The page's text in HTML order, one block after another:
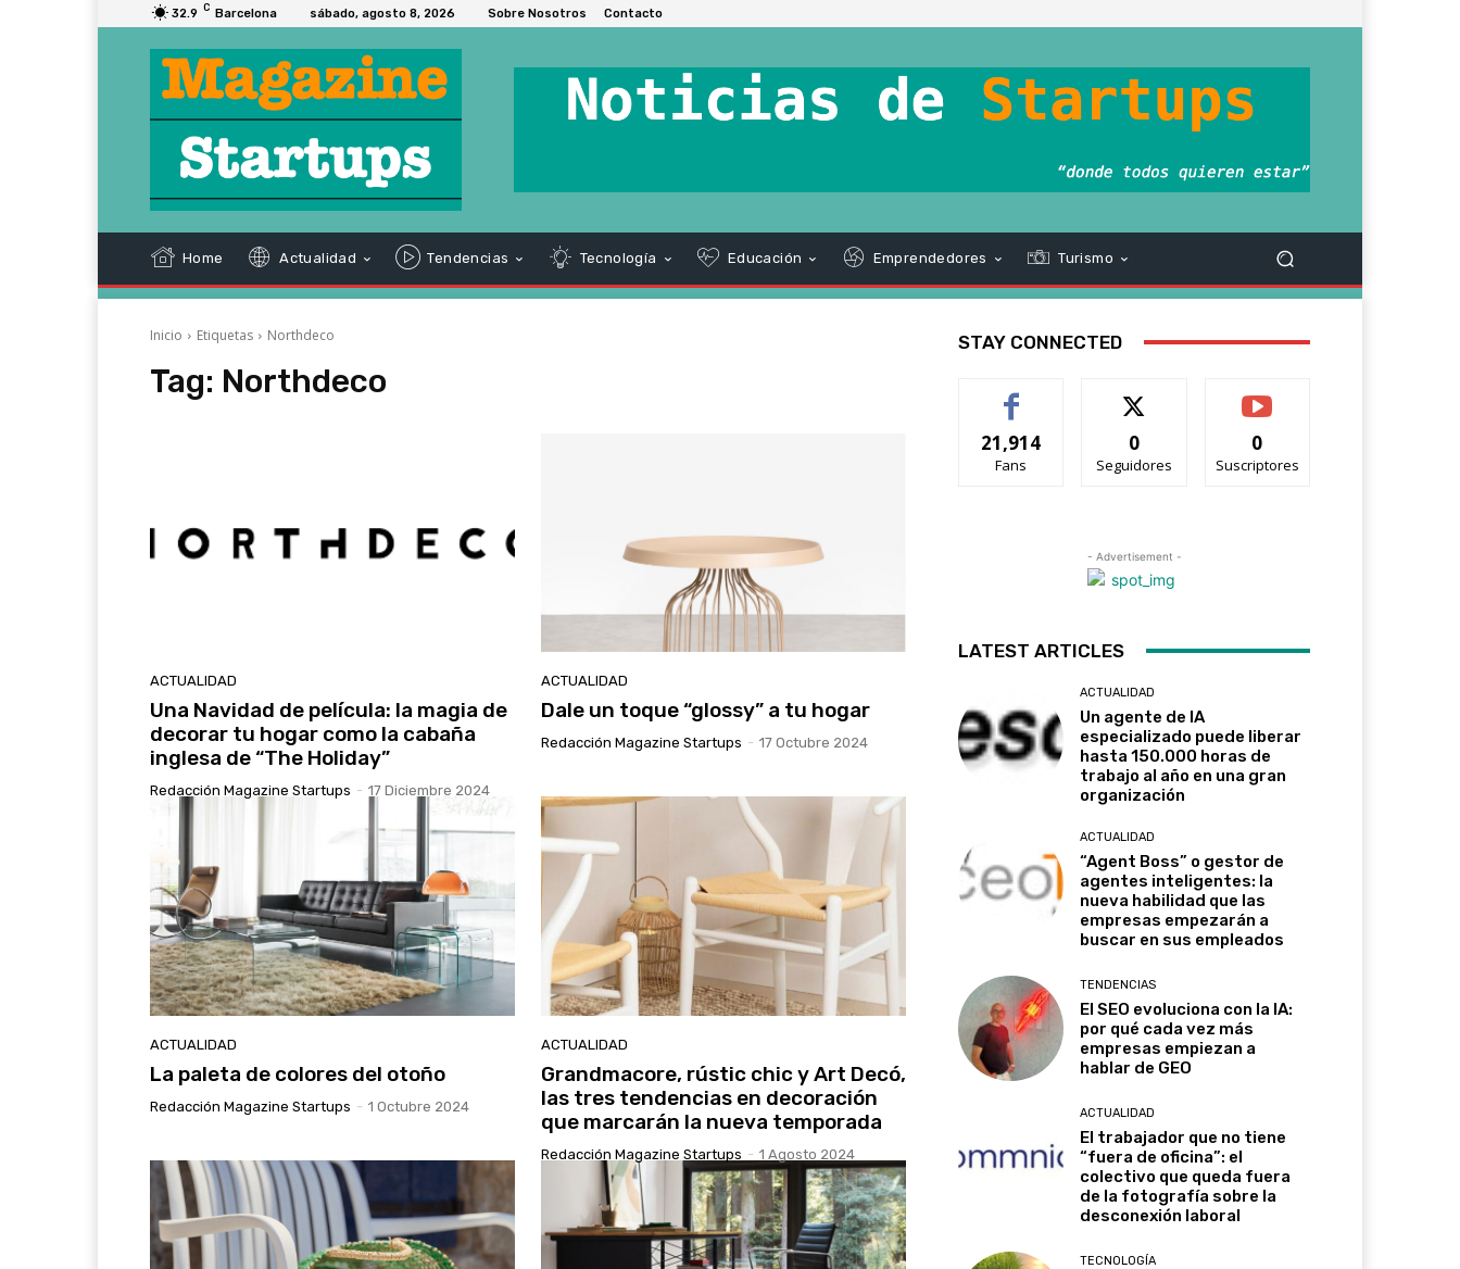
32.9 C Barcelona sábado, agosto 8, 2026 Sobre Nosotros Contacto
Home Actualidad Tendencias Tecnología Educación Emprendedores Turismo
Inicio Etiquetas Northdeco
Tag: Northdeco
ACTUALIDAD
Una Navidad de película: la magia de
decorar tu hogar como la cabaña
inglesa de “The Holiday”
Redacción Magazine Startups - 17 Diciembre 2024
ACTUALIDAD
Dale un toque “glossy” a tu hogar
Redacción Magazine Startups - 17 Octubre 2024
ACTUALIDAD
La paleta de colores del otoño
Redacción Magazine Startups - 1 Octubre 2024
ACTUALIDAD
Grandmacore, rústic chic y Art Decó,
las tres tendencias en decoración
que marcarán la nueva temporada
Redacción Magazine Startups - 1 Agosto 2024
STAY CONNECTED
21,914
Fans
0
Seguidores
0
Suscriptores
- Advertisement -
LATEST ARTICLES
ACTUALIDAD
Un agente de IA
especializado puede liberar
hasta 150.000 horas de
trabajo al año en una gran
organización
ACTUALIDAD
“Agent Boss” o gestor de
agentes inteligentes: la
nueva habilidad que las
empresas empezarán a
buscar en sus empleados
TENDENCIAS
El SEO evoluciona con la IA:
por qué cada vez más
empresas empiezan a
hablar de GEO
ACTUALIDAD
El trabajador que no tiene
“fuera de oficina”: el
colectivo que queda fuera
de la fotografía sobre la
desconexión laboral
TECNOLOGÍA